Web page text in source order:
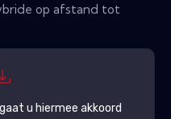
op afstand tot
u hiermee akkoord